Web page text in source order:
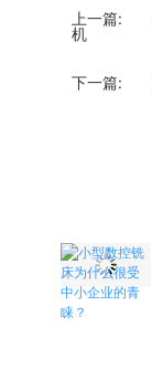
上一篇:
机
下一篇: